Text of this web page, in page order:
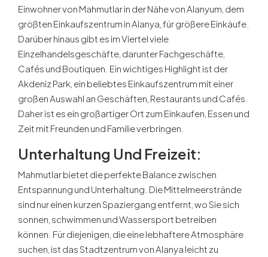
Einwohner von Mahmutlar in der Nähe von Alanyum, dem
größten Einkaufszentrum in Alanya, für größere Einkäufe.
Darüber hinaus gibt es im Viertel viele
Einzelhandelsgeschäfte, darunter Fachgeschäfte,
Cafés und Boutiquen. Ein wichtiges Highlight ist der
Akdeniz Park, ein beliebtes Einkaufszentrum mit einer
großen Auswahl an Geschäften, Restaurants und Cafés.
Daher ist es ein großartiger Ort zum Einkaufen, Essen und
Zeit mit Freunden und Familie verbringen.
Unterhaltung Und Freizeit:
Mahmutlar bietet die perfekte Balance zwischen
Entspannung und Unterhaltung. Die Mittelmeerstrände
sind nur einen kurzen Spaziergang entfernt, wo Sie sich
sonnen, schwimmen und Wassersport betreiben
können. Für diejenigen, die eine lebhaftere Atmosphäre
suchen, ist das Stadtzentrum von Alanya leicht zu